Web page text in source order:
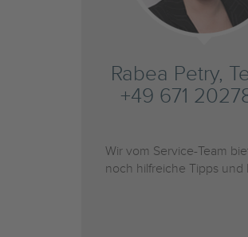
Rabea Petry,
+49 671
Wir vom Service-Team
noch hilfreiche Tipps